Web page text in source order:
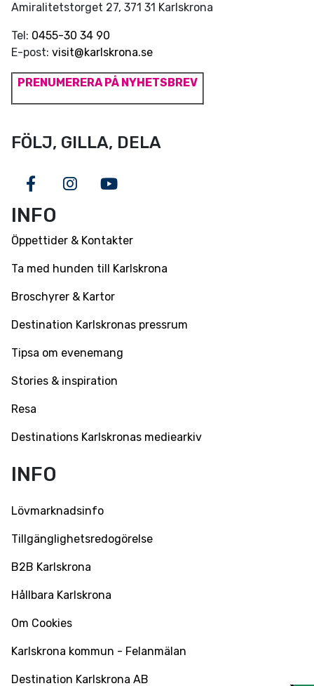
Amiralitetstorget 27, 371 31 Karlskrona
Tel: 0455-30 34 90
E-post: visit@karlskrona.se
PRENUMERERA PÅ NYHETSBREV
FÖLJ, GILLA, DELA
FacebookInstagram
Youtube
INFO
Öppettider & Kontakter
Ta med hunden till Karlskrona
Broschyrer & Kartor
Destination Karlskronas pressrum
Tipsa om evenemang
Stories & inspiration
Resa
Destinations Karlskronas mediearkiv
INFO
Lövmarknadsinfo
Tillgänglighetsredogörelse
B2B Karlskrona
Hållbara Karlskrona
Om Cookies
Karlskrona kommun - Felanmälan
Destination Karlskrona AB